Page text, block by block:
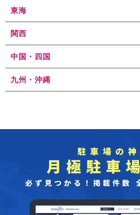
東海
関西
中国・四国
九州・沖縄